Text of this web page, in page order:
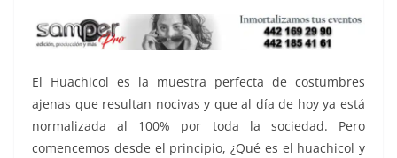
El Huachicol es la muestra perfecta de costumbres
ajenas que resultan nocivas y que al día de hoy ya está
normalizada al 100% por toda la sociedad. Pero
comencemos desde el principio, ¿Qué es el huachicol y